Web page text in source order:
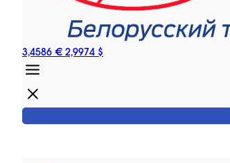
3,4586 € 2,9974 $